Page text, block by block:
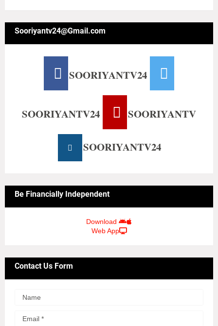
Sooriyantv24@Gmail.com
SOORIYANTV24
SOORIYANTV24 SOORIYANTV
SOORIYANTV24
Be Financially Independent
Download
Web App
Contact Us Form